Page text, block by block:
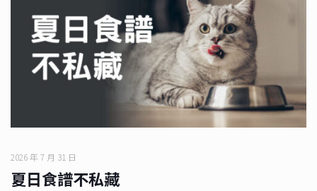
2026 年 7 月 31 日
夏日食譜不私藏